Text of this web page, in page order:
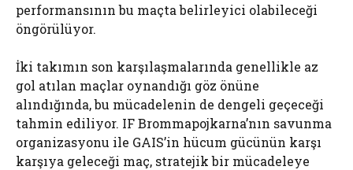
performansının bu maçta belirleyici olabileceği
öngörülüyor.
İki takımın son karşılaşmalarında genellikle az
gol atılan maçlar oynandığı göz önüne
alındığında, bu mücadelenin de dengeli geçeceği
tahmin ediliyor. IF Brommapojkarna’nın savunma
organizasyonu ile GAIS’in hücum gücünün karşı
karşıya geleceği maç, stratejik bir mücadeleye